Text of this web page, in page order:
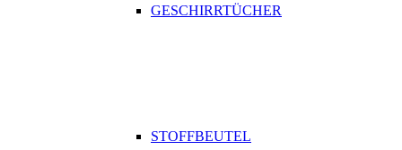
GESCHIRRTÜCHER
STOFFBEUTEL